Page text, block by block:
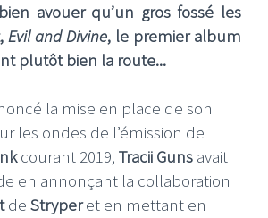
avouer qu’un gros fossé les
Evil and Divine, le premier album
plutôt bien la route...
la mise en place de son
les ondes de l’émission de
courant 2019, Tracii Guns avait
en annonçant la collaboration
de Stryperet en mettant en